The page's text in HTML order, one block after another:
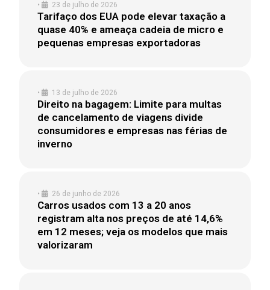
• 23 de julho de 2026
Tarifaço dos EUA pode elevar taxação a
quase 40% e ameaça cadeia de micro e
pequenas empresas exportadoras
• 13 de julho de 2026
Direito na bagagem: Limite para multas
de cancelamento de viagens divide
consumidores e empresas nas férias de
inverno
• 26 de junho de 2026
Carros usados com 13 a 20 anos
registram alta nos preços de até 14,6%
em 12 meses; veja os modelos que mais
valorizaram